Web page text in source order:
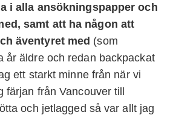
i alla ansökningspapper och
samt att ha någon att
äventyret med (som
år äldre och redan backpackat
ett starkt minne från när vi
färjan från Vancouver till
och jetlagged så var allt jag